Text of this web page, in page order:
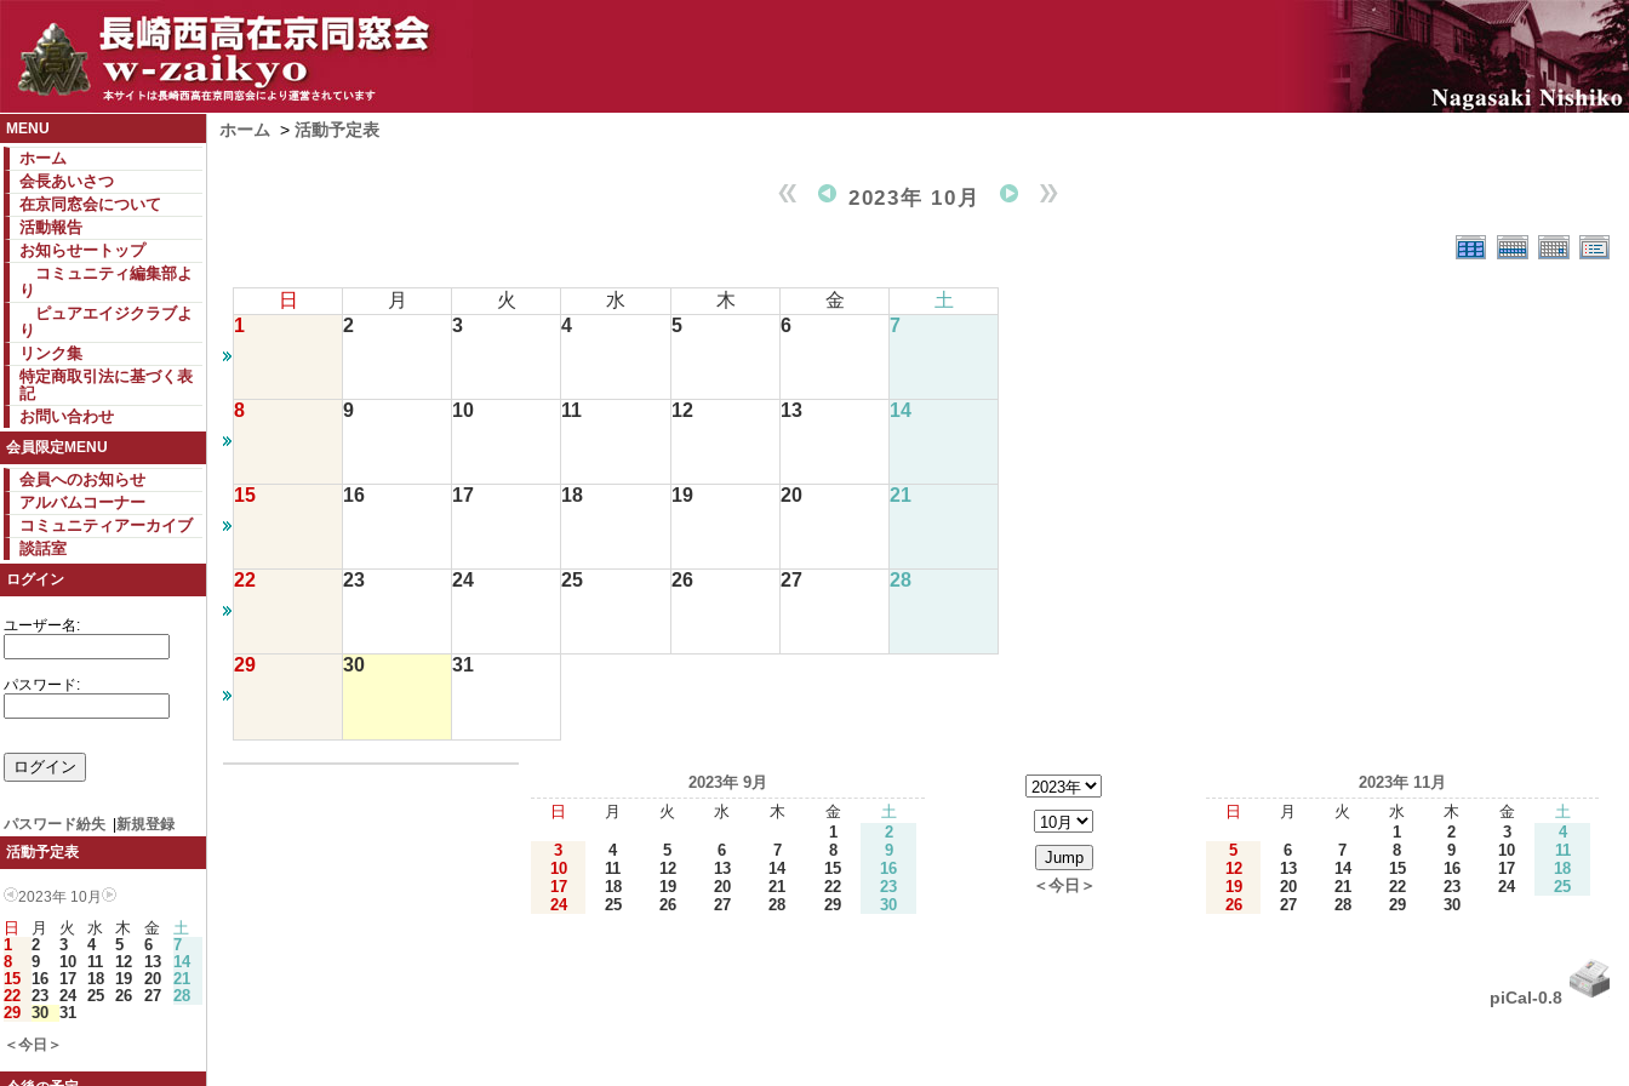
MENU
ホーム
会長あいさつ
在京同窓会について
活動報告
お知らせートップ
コミュニティ編集部よ
り
ピュアエイジクラブよ
り
リンク集
特定商取引法に基づく表
記
お問い合わせ
会員限定MENU
会員へのお知らせ
アルバムコーナー
コミュニティアーカイブ
談話室
ログイン
ユーザー名:
パスワード:
パスワード紛失
新規登録
活動予定表
2023年 10月
日 月 火 水 木 金
土
1
2 3 4 5 6
7
8
9 10 11 12 13
14
15 16 17 18 19 20
21
22 23 24 25 26 27
28
29 30 31
＜今日＞
ホーム > 活動予定表
2023年 10月
日 月 火 水 木 金
土
1
2 3 4 5 6 7
8 9 10 11 12 13 14
15 16 17 18 19 20 21
22 23 24 25 26 27 28
29 30 31
2023年 9月
日
月 火 水 木 金
土
1
2
3
4 5 6 7 8
9
10
11 12 13 14 15
16
17
18 19 20 21 22
23
24
25 26 27 28 29 30
＜今日＞
2023年 11月
日
月 火 水 木 金
土
1
2 3
4
5
6 7 8 9 10
11
12
13 14 15 16 17
18
19
20 21 22 23 24
25
26
27 28 29 30
piCal-0.8